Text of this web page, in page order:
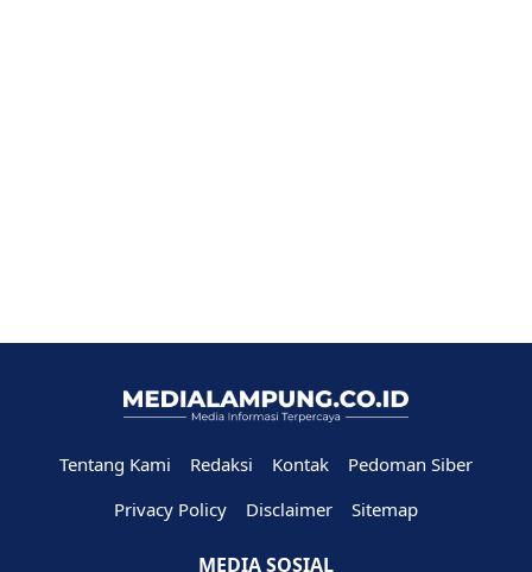
Tentang Kami Redaksi Kontak
Pedoman Siber
Privacy Policy
Disclaimer Sitemap
MEDIA SOSIAL